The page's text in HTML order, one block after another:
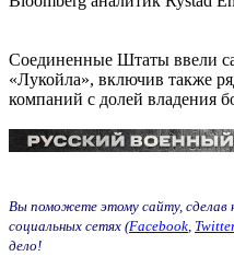
Соединенные Штаты ввели
«Лукойла», включив также
компаний с долей владения
Вы поможете этому сайту, сделав
социальных сетях (Facebook
дело!